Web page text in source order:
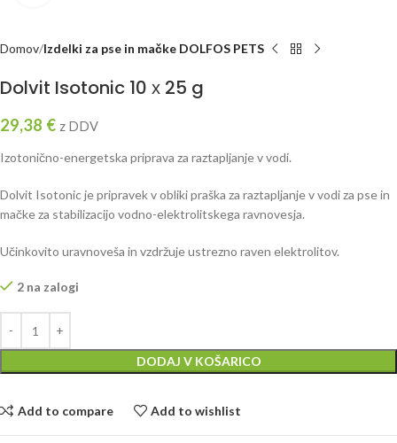
Domov Izdelki za pse in mačke DOLFOS PETS
Dolvit Isotonic 10 х 25 g
29,38 € z DDV
Izotonično-energetska priprava za raztapljanje v vodi.
Dolvit Isotonic je pripravek v obliki praška za raztapljanje v vodi za pse in
mačke za stabilizacijo vodno-elektrolitskega ravnovesja.
Učinkovito uravnoveša in vzdržuje ustrezno raven elektrolitov.
2 na zalogi
DODAJ V KOŠARICO
Add to compare Add to wishlist